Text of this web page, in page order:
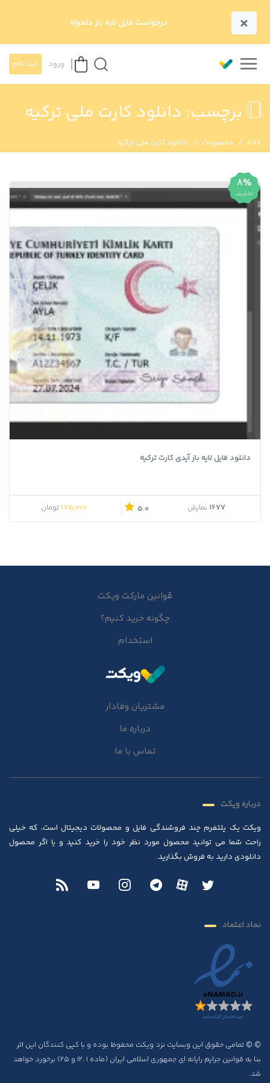
× درخواست فایل لایه باز دلخواه
ورود ثبت نام
برچسب: دانلود کارت ملی ترکیه
خانه محصولات دانلود کارت ملی ترکیه
8%
تخفیف
دانلود فایل لایه باز آیدی کارت ترکیه
1677 نمایش 5.0 قیمت اصلی 190,000 تومان بود.
175,000 تومان
قوانین مارکت ویکت
چگونه خرید کنیم؟
استخدام
مشتریان وفادار
درباره ما
تماس با ما
درباره ویکت
ویکت یک پلتفرم چند فروشندگی فایل و محصولات دیجیتال است، که خیلی
راحت شما می توانید محصول مورد نظر خود را خرید کنید و یا اگر محصول
دانلودی دارید به فروش بگذارید.
نماد اعتماد
© © تمامی حقوق این وبسایت نزد ویکت محفوظ بوده و با کپی کنندگان این اثر
بنا به قوانین جرایم رایانه ای جمهوری اسلامی ایران (ماده ۱ ،۱۲ و ۲۵) برخورد خواهد
شد.